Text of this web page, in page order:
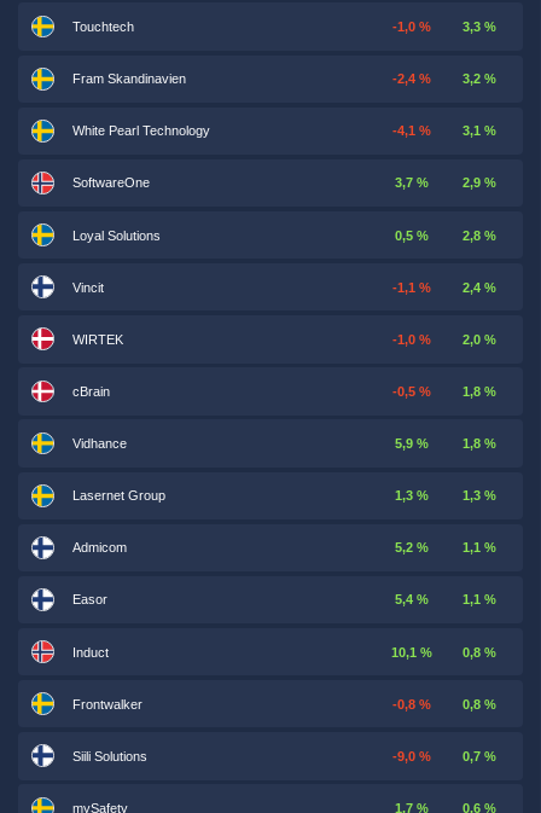
Touchtech -1,0 % 3,3 %
Fram Skandinavien -2,4 % 3,2 %
White Pearl Technology -4,1 % 3,1 %
SoftwareOne 3,7 % 2,9 %
Loyal Solutions 0,5 % 2,8 %
Vincit -1,1 % 2,4 %
WIRTEK -1,0 % 2,0 %
cBrain -0,5 % 1,8 %
Vidhance 5,9 % 1,8 %
Lasernet Group 1,3 % 1,3 %
Admicom 5,2 % 1,1 %
Easor 5,4 % 1,1 %
Induct 10,1 % 0,8 %
Frontwalker -0,8 % 0,8 %
Siili Solutions -9,0 % 0,7 %
mySafety 1,7 % 0,6 %